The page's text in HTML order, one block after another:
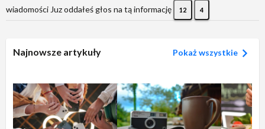
wiadomości Juz oddałeś głos na tą informację 12 4
Najnowsze artykuły Pokaż wszystkie